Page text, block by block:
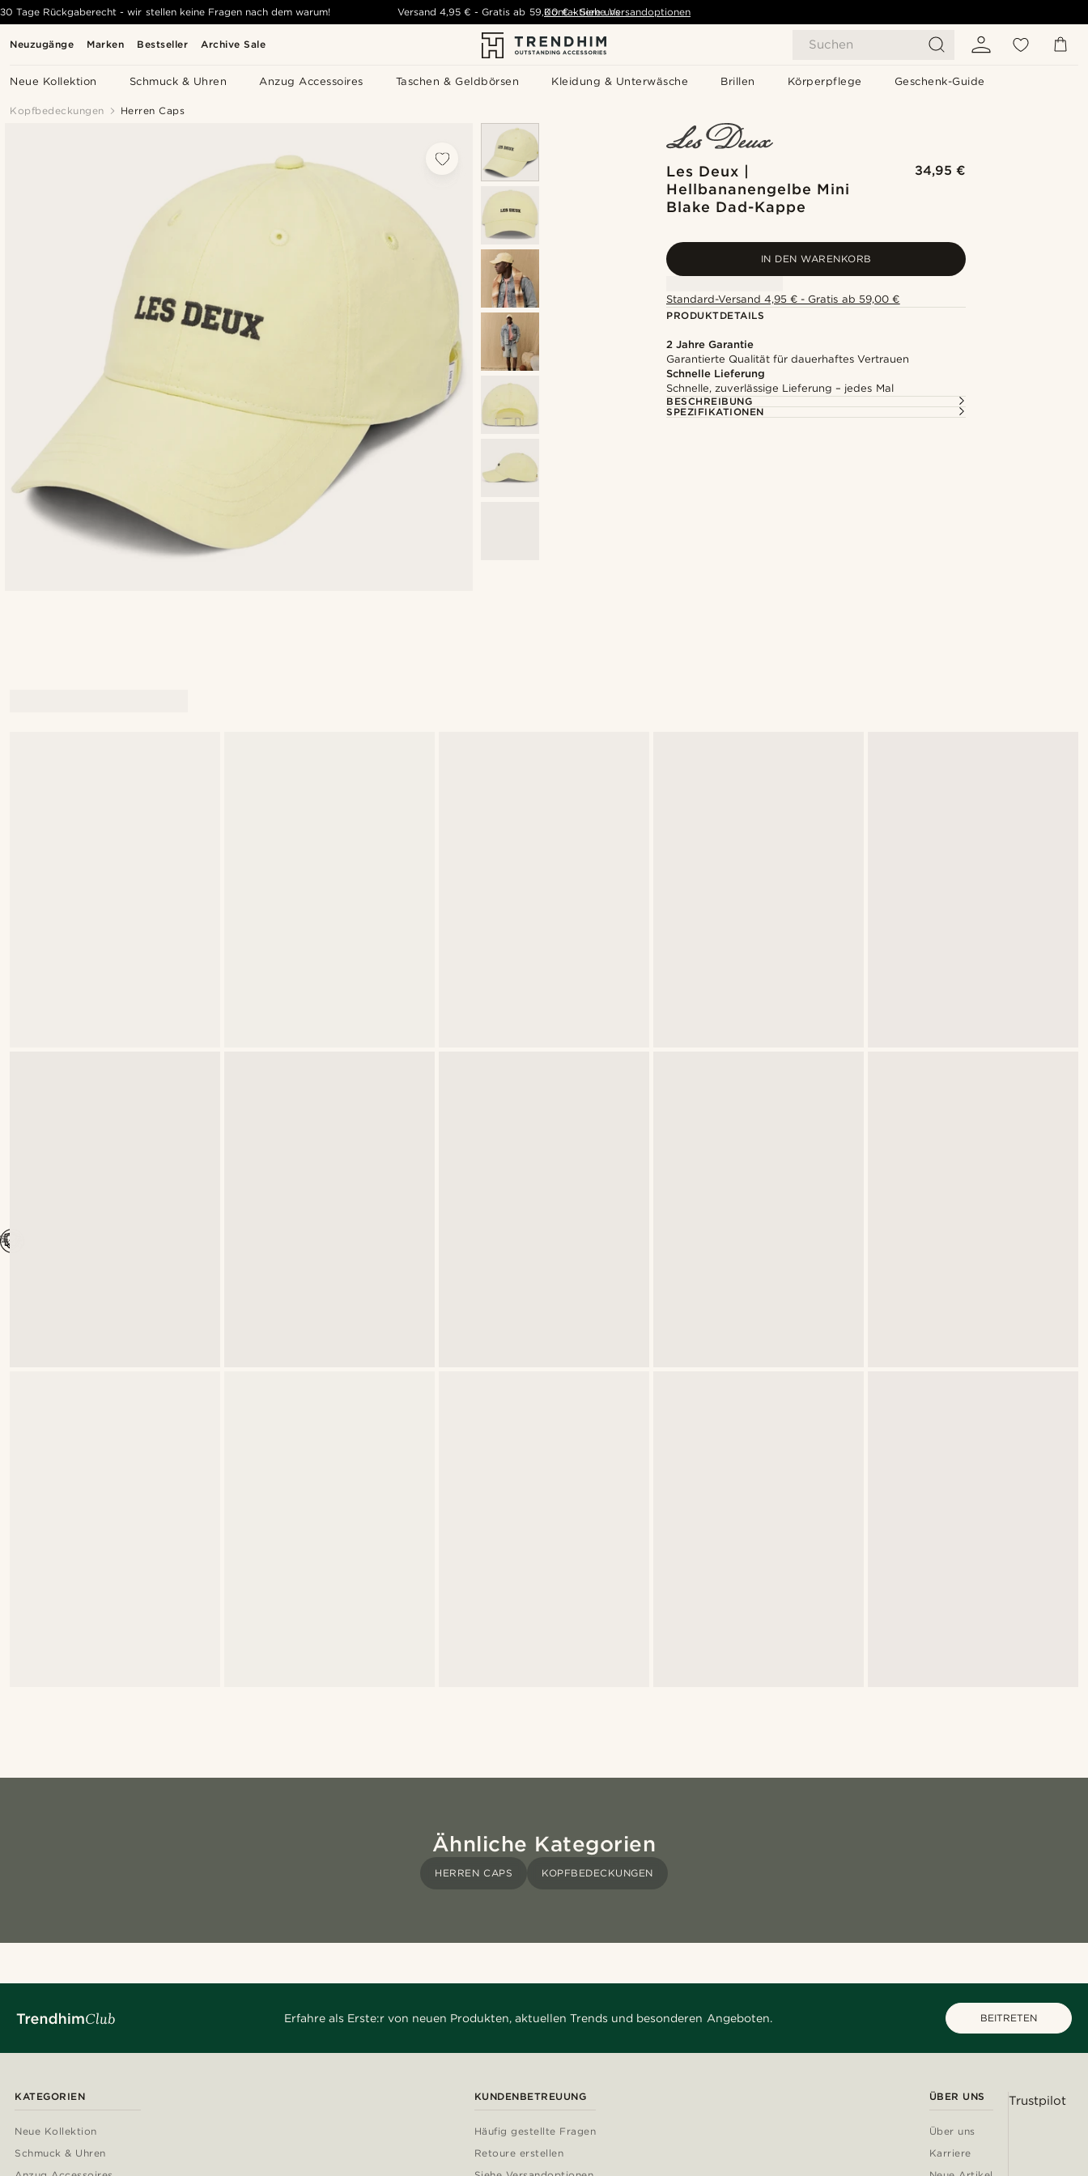
Neuzugänge Marken Bestseller Archive Sale Suchen
Neue Kollektion Schmuck & Uhren Anzug Accessoires Taschen & Geldbörsen Kleidung & Unterwäsche Brillen Körperpflege Geschenk-Guide
30 Tage Rückgaberecht - wir stellen keine Fragen nach dem warum! Versand 4,95 € -Gratis ab 59,00 € - Siehe Versandoptionen
Kontaktiere uns
Kopfbedeckungen Herren Caps
Les Deux |
Hellbananengelbe Mini
Blake Dad-Kappe
34,95 €
IN DEN WARENKORB
Standard-Versand 4,95 € - Gratis ab 59,00 €
PRODUKTDETAILS
2 Jahre Garantie
Garantierte Qualität für dauerhaftes Vertrauen
Schnelle Lieferung
Schnelle, zuverlässige Lieferung – jedes Mal
BESCHREIBUNG
SPEZIFIKATIONEN
Ähnliche Kategorien
HERREN CAPS KOPFBEDECKUNGEN
Erfahre als Erste:r von neuen Produkten, aktuellen Trends und besonderen Angeboten. BEITRETEN
KATEGORIEN
Neue Kollektion
Schmuck & Uhren
KUNDENBETREUUNG
Häufig gestellte Fragen
Retoure erstellen
ÜBER UNS
Über uns
Karriere
Trustpilot